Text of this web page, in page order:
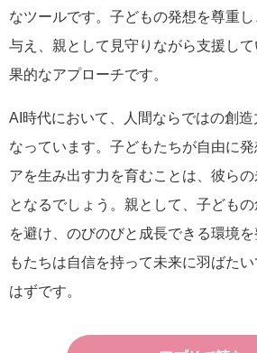
なツールです。子どもの発想を尊重
与え、親として見守りながら支援し
果的なアプローチです。
AI時代において、人間ならではの創
なっています。子どもたちが自由に
アを生み出す力を育むことは、彼ら
となるでしょう。親として、子ども
を避け、のびのびと成長できる環境
もたちは自信を持って未来に羽ばた
はずです。